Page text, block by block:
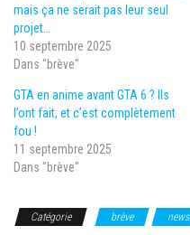
mais ça ne serait pas leur seul
projet…
10 septembre 2025
Dans "brève"
GTA en anime avant GTA 6 ? Ils
l’ont fait, et c’est complètement
fou !
11 septembre 2025
Dans "brève"
Catégorie brève news